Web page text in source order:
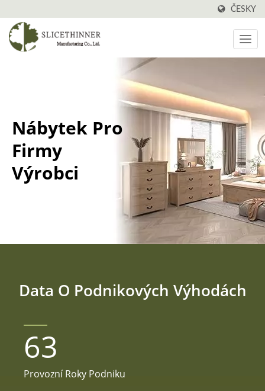
ČESKY
Nábytek Pro
Firmy
Výrobci
Data O Podnikových Výhodách
63
Provozní Roky Podniku